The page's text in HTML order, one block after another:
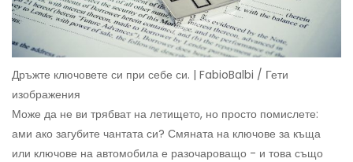
Дръжте ключовете си при себе си. | FabioBalbi / Гети
изображения
Може да не ви трябват на летището, но просто помислете:
ами ако загубите чантата си? Смяната на ключове за къща
или ключове на автомобила е разочароващо - и това също